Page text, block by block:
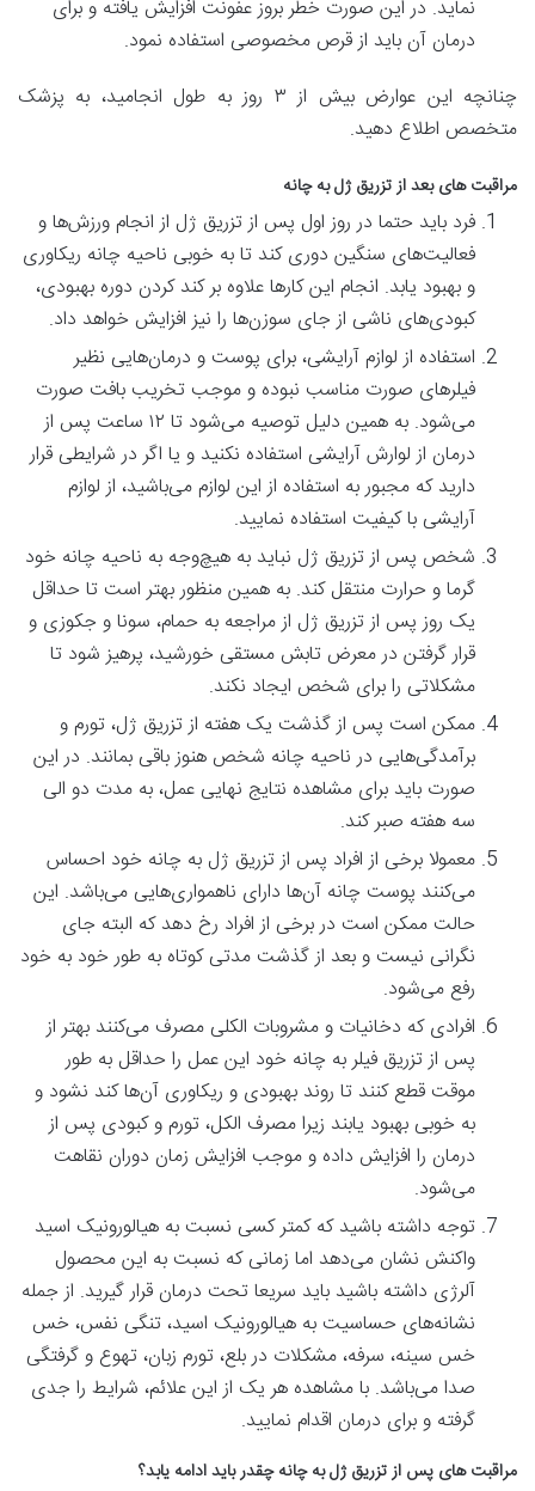
نماید. در این صورت خطر بروز عفونت افزایش یافته و برای
درمان آن باید از قرص مخصوصی استفاده نمود.
چنانچه این عوارض بیش از ۳ روز به طول انجامید، به پزشک
متخصص اطلاع دهید.
مراقبت های بعد از تزریق ژل به چانه
فرد باید حتما در روز اول پس از تزریق ژل از انجام ورزش‌ها و
فعالیت‌های سنگین دوری کند تا به خوبی ناحیه چانه ریکاوری
و بهبود یابد. انجام این کار‌ها علاوه بر کند کردن دوره بهبودی،
کبودی‌های ناشی از جای سوزن‌ها را نیز افزایش خواهد داد.
استفاده از لوازم آرایشی، برای پوست و درمان‌هایی نظیر
فیلر‌های صورت مناسب نبوده و موجب تخریب بافت صورت
می‌شود. به همین دلیل توصیه می‌شود تا ۱۲ ساعت پس از
درمان از لوارش آرایشی استفاده نکنید و یا اگر در شرایطی قرار
دارید که مجبور به استفاده از این لوازم می‌باشید، از لوازم
آرایشی با کیفیت استفاده نمایید.
شخص پس از تزریق ژل نباید به هیچ‌وجه به ناحیه چانه خود
گرما و حرارت منتقل کند. به همین منظور بهتر است تا حداقل
یک روز پس از تزریق ژل از مراجعه به حمام، سونا و جکوزی و
قرار گرفتن در معرض تابش مستقی خورشید، پرهیز شود تا
مشکلاتی را برای شخص ایجاد نکند.
ممکن است پس از گذشت یک هفته از تزریق ژل، تورم و
برآمدگی‌هایی در ناحیه چانه شخص هنوز باقی بمانند. در این
صورت باید برای مشاهده نتایج نهایی عمل، به مدت دو الی
سه هفته صبر کند.
معمولا برخی از افراد پس از تزریق ژل به چانه خود احساس
می‌کنند پوست چانه آن‌ها دارای ناهمواری‌هایی می‌باشد. این
حالت ممکن است در برخی از افراد رخ دهد که البته جای
نگرانی نیست و بعد از گذشت مدتی کوتاه به طور خود به خود
رفع می‌شود.
افرادی که دخانیات و مشروبات الکلی مصرف می‌کنند بهتر از
پس از تزریق فیلر به چانه خود این عمل را حداقل به طور
موقت قطع کنند تا روند بهبودی و ریکاوری آن‌ها کند نشود و
به خوبی بهبود یابند زیرا مصرف الکل، تورم و کبودی پس از
درمان را افزایش داده و موجب افزایش زمان دوران نقاهت
می‌شود.
توجه داشته باشید که کمتر کسی نسبت به هیالورونیک اسید
واکنش نشان می‌دهد اما زمانی که نسبت به این محصول
آلرژی داشته باشید باید سریعا تحت درمان قرار گیرید. از جمله
نشانه‌های حساسیت به هیالورونیک اسید، تنگی نفس، خس
خس سینه، سرفه، مشکلات در بلع، تورم زبان، تهوع و گرفتگی
صدا می‌باشد. با مشاهده هر یک از این علائم، شرایط را جدی
گرفته و برای درمان اقدام نمایید.
مراقبت های پس از تزریق ژل به چانه چقدر باید ادامه یابد؟